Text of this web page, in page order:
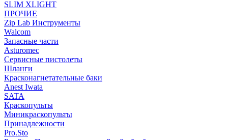
SLIM XLIGHT
ПРОЧИЕ
Zip Lab Инструменты
Walсom
Запасные части
Asturomec
Сервисные пистолеты
Шланги
Красконагнетательные баки
Anest Iwata
SATA
Краскопульты
Миникраскопульты
Принадлежности
Pro.Sto